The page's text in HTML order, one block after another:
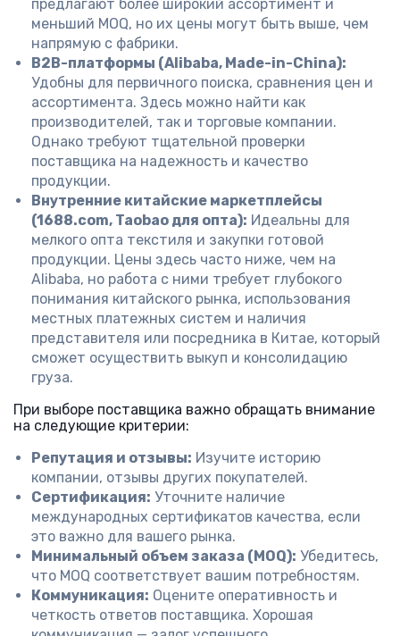
предлагают более широкий ассортимент и
меньший MOQ, но их цены могут быть выше, чем
напрямую с фабрики.
B2B-платформы (Alibaba, Made-in-China):
Удобны для первичного поиска, сравнения цен и
ассортимента. Здесь можно найти как
производителей, так и торговые компании.
Однако требуют тщательной проверки
поставщика на надежность и качество
продукции.
Внутренние китайские маркетплейсы
(1688.com, Taobao для опта): Идеальны для
мелкого опта текстиля и закупки готовой
продукции. Цены здесь часто ниже, чем на
Alibaba, но работа с ними требует глубокого
понимания китайского рынка, использования
местных платежных систем и наличия
представителя или посредника в Китае, который
сможет осуществить выкуп и консолидацию
груза.
При выборе поставщика важно обращать внимание
на следующие критерии:
Репутация и отзывы: Изучите историю
компании, отзывы других покупателей.
Сертификация: Уточните наличие
международных сертификатов качества, если
это важно для вашего рынка.
Минимальный объем заказа (MOQ): Убедитесь,
что MOQ соответствует вашим потребностям.
Коммуникация: Оцените оперативность и
четкость ответов поставщика. Хорошая